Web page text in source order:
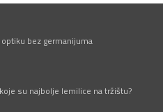
bez germanijuma
su najbolje lemilice na tržištu?